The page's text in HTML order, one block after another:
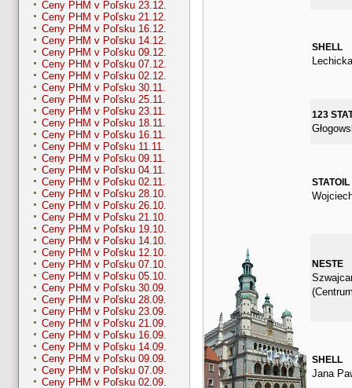
Ceny PHM v Poľsku 23.12.
Ceny PHM v Poľsku 21.12.
Ceny PHM v Poľsku 16.12.
Ceny PHM v Poľsku 14.12.
Ceny PHM v Poľsku 09.12.
Ceny PHM v Poľsku 07.12.
Ceny PHM v Poľsku 02.12.
Ceny PHM v Poľsku 30.11.
Ceny PHM v Poľsku 25.11.
Ceny PHM v Poľsku 23.11.
Ceny PHM v Poľsku 18.11.
Ceny PHM v Poľsku 16.11.
Ceny PHM v Poľsku 11.11.
Ceny PHM v Poľsku 09.11.
Ceny PHM v Poľsku 04.11.
Ceny PHM v Poľsku 02.11.
Ceny PHM v Poľsku 28.10.
Ceny PHM v Poľsku 26.10.
Ceny PHM v Poľsku 21.10.
Ceny PHM v Poľsku 19.10.
Ceny PHM v Poľsku 14.10.
Ceny PHM v Poľsku 12.10.
Ceny PHM v Poľsku 07.10.
Ceny PHM v Poľsku 05.10.
Ceny PHM v Poľsku 30.09.
Ceny PHM v Poľsku 28.09.
Ceny PHM v Poľsku 23.09.
Ceny PHM v Poľsku 21.09.
Ceny PHM v Poľsku 16.09.
Ceny PHM v Poľsku 14.09.
Ceny PHM v Poľsku 09.09.
Ceny PHM v Poľsku 07.09.
Ceny PHM v Poľsku 02.09.
SHELL
123
STATOIL
NESTE
SHELL
Jana